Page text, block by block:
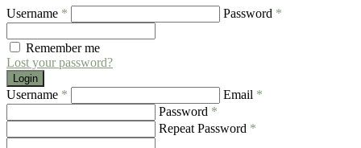
Username * Password *
Remember me
Lost your password?
Login
Username * Email *
Password *
Repeat Password *